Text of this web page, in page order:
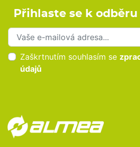
Přihlaste se k
Přihlaste se k odběru novinek
Zaškrtnutím souhlasím se
údajů